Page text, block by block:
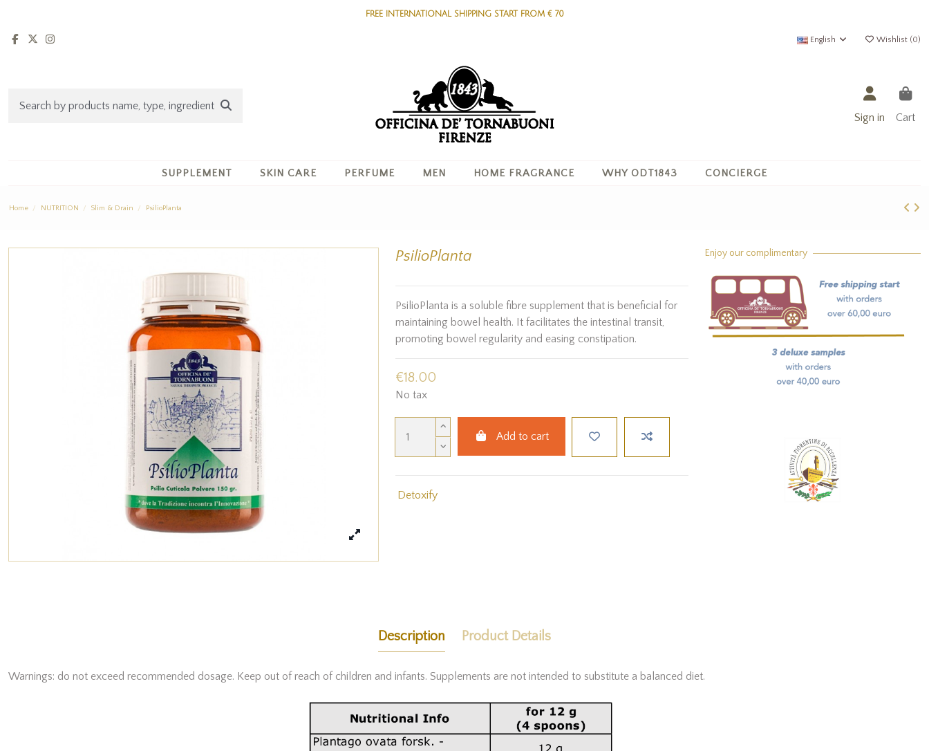
FREE INTERNATIONAL SHIPPING START FROM € 70
English Wishlist (0)
Sign in Cart
SUPPLEMENT SKIN CARE PERFUME MEN HOME FRAGRANCE WHY ODT1843 CONCIERGE
Home NUTRITION Slim & Drain PsilioPlanta
PsilioPlanta
PsilioPlanta is a soluble fibre supplement that is beneficial for
maintaining bowel health. It facilitates the intestinal transit,
promoting bowel regularity and easing constipation.
€18.00
No tax
Add to cart
Detoxify
Enjoy our complimentary
Description Product Details
Warnings: do not exceed recommended dosage. Keep out of reach of children and infants. Supplements are not intended to substitute a balanced diet.